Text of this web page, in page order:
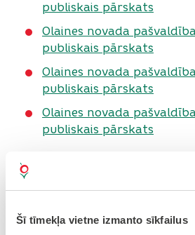
Šī tīmekļa vietne izmanto sīkfailus
publiskais pārskats
Olaines novada
publiskais pārskats
Olaines novada
publiskais pārskats
Olaines novada
publiskais pārskats
Olaines pilsētas domes
2008. gada publiskais